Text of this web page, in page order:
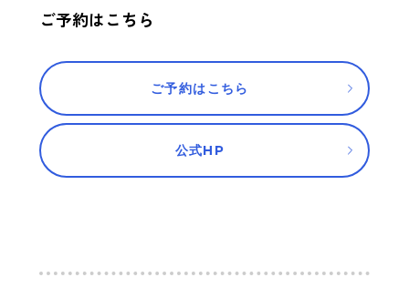
ご予約はこちら
ご予約はこちら
公式HP